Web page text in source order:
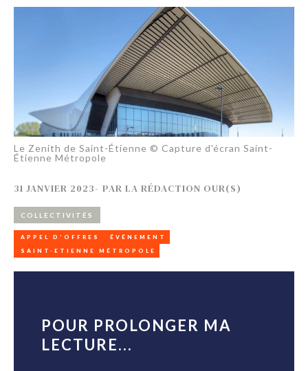
Le Zenith de Saint-Étienne © Capture d'écran Saint-
Étienne Métropole
31 JANVIER 2023- PAR LA RÉDACTION OUR(S)
COLLECTIVITÉS
APPEL D'OFFRES
ÉVÉNEMENT
SAINT-ETIENNE MÉTROPOLE
POUR PROLONGER MA
LECTURE...